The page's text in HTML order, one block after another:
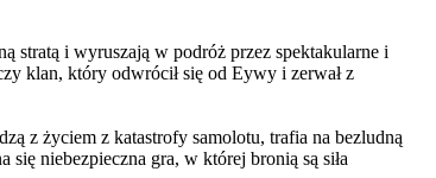
stratą i wyruszają w podróż przez spektakularne i
klan, który odwrócił się od Eywy i zerwał z
z życiem z katastrofy samolotu, trafia na bezludną
niebezpieczna gra, w której bronią są siła